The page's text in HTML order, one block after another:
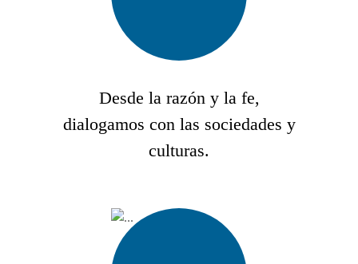
Desde la razón y la fe,
dialogamos con las sociedades y
culturas.